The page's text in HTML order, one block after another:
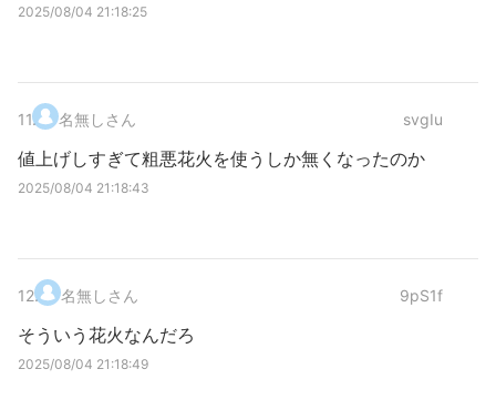
2025/08/04 21:18:25
11. 名無しさん svgIu
値上げしすぎて粗悪花火を使うしか無くなったのか
2025/08/04 21:18:43
12. 名無しさん 9pS1f
そういう花火なんだろ
2025/08/04 21:18:49